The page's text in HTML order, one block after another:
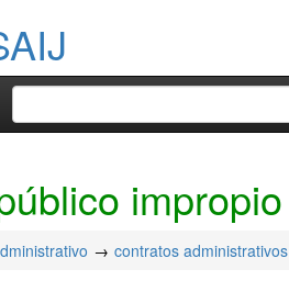
impropio
contratos administrativos